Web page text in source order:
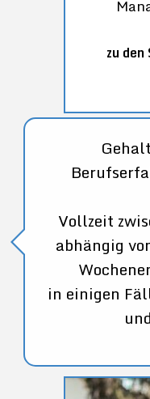
zu
Vollzeit
abhängig
in einigen